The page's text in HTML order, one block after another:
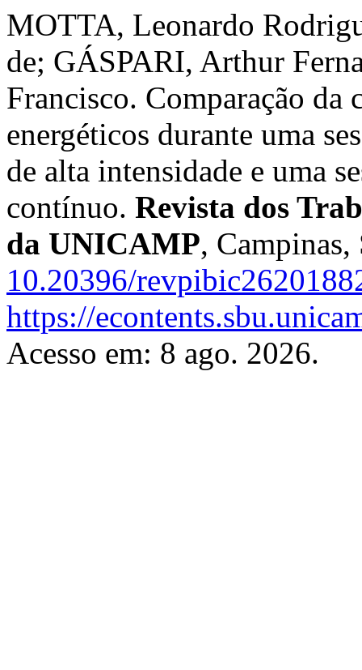
MOTTA, Leonardo
de; GÁSPARI, Arthur
Francisco. Comparação da
energéticos durante uma
de alta intensidade e uma
contínuo. Revista dos
da UNICAMP,
10.20396/
https://
Acesso em: 8 ago. 2026.